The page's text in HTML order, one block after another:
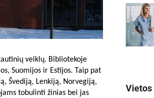
veiklų. Bibliotekoje
Suomijos ir Estijos. Taip pat
Švediją, Lenkiją, Norvegiją,
tobulinti žinias bei jas
Vietos